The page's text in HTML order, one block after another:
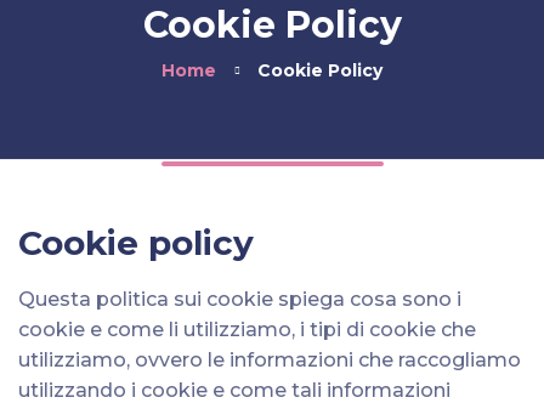
Cookie Policy
Home Cookie Policy
Cookie policy
Questa politica sui cookie spiega cosa sono i
cookie e come li utilizziamo, i tipi di cookie che
utilizziamo, ovvero le informazioni che raccogliamo
utilizzando i cookie e come tali informazioni